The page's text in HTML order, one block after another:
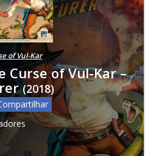
of Vul-Kar
Curse of Vul-Kar –
(2018)